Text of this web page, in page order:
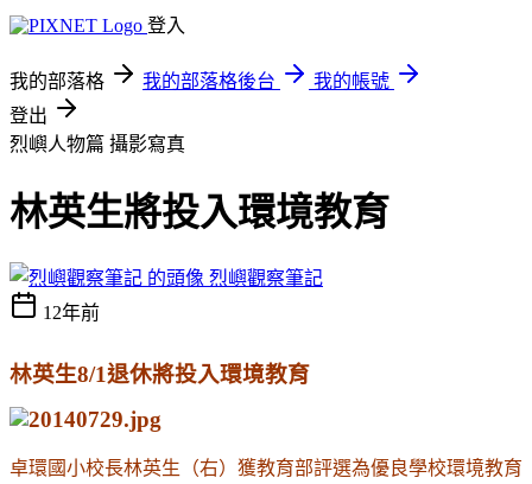
登入
我的部落格 我的部落格後台
我的帳號
登出
烈嶼人物篇 攝影寫真
林英生將投入環境教育
烈嶼觀察筆記
12年前
林英生8/1退休將投入環境教育
卓環國小校長林英生（右）獲教育部評選為優良學校環境教育